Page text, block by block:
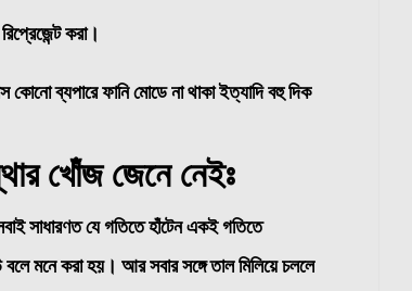
করা।
কোনো ব্যপারে ফানি মোডে না থাকা ইত্যাদি বহু দিক
খোঁজ জেনে নেইঃ
সাধারণত যে গতিতে হাঁটেন একই গতিতে
বলে মনে করা হয়। আর সবার সঙ্গে তাল মিলিয়ে চললে